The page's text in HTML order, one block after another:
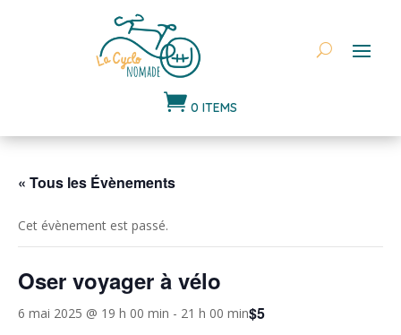
 0 ITEMS
« Tous les Évènements
Cet évènement est passé.
Oser voyager à vélo
6 mai 2025 @ 19 h 00 min - 21 h 00 min$5